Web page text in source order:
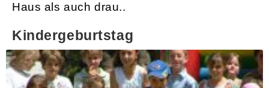
Haus als auch drau..
Kindergeburtstag